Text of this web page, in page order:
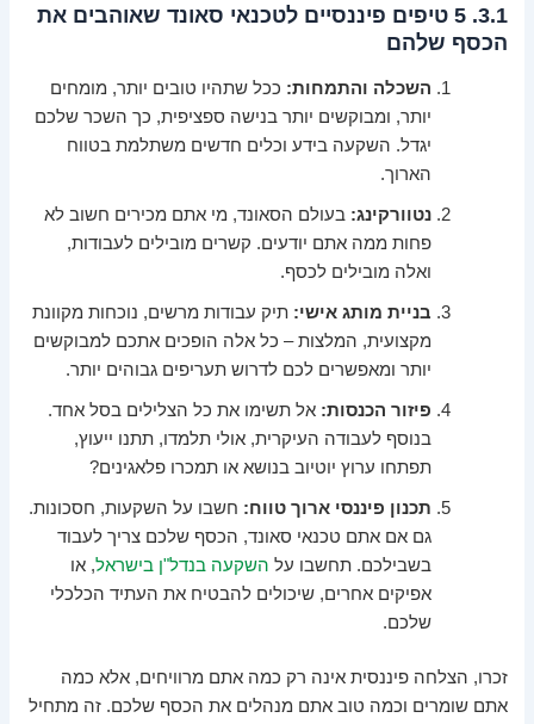
3.1. 5 טיפים פיננסיים לטכנאי סאונד שאוהבים את
הכסף שלהם
השכלה והתמחות: ככל שתהיו טובים יותר, מומחים
יותר, ומבוקשים יותר בנישה ספציפית, כך השכר שלכם
יגדל. השקעה בידע וכלים חדשים משתלמת בטווח
הארוך.
נטוורקינג: בעולם הסאונד, מי אתם מכירים חשוב לא
פחות ממה אתם יודעים. קשרים מובילים לעבודות,
ואלה מובילים לכסף.
בניית מותג אישי: תיק עבודות מרשים, נוכחות מקוונת
מקצועית, המלצות – כל אלה הופכים אתכם למבוקשים
יותר ומאפשרים לכם לדרוש תעריפים גבוהים יותר.
פיזור הכנסות: אל תשימו את כל הצלילים בסל אחד.
בנוסף לעבודה העיקרית, אולי תלמדו, תתנו ייעוץ,
תפתחו ערוץ יוטיוב בנושא או תמכרו פלאגינים?
תכנון פיננסי ארוך טווח: חשבו על השקעות, חסכונות.
גם אם אתם טכנאי סאונד, הכסף שלכם צריך לעבוד
בשבילכם. תחשבו על השקעה בנדל"ן בישראל, או
אפיקים אחרים, שיכולים להבטיח את העתיד הכלכלי
שלכם.
זכרו, הצלחה פיננסית אינה רק כמה אתם מרוויחים, אלא כמה
אתם שומרים וכמה טוב אתם מנהלים את הכסף שלכם. זה מתחיל